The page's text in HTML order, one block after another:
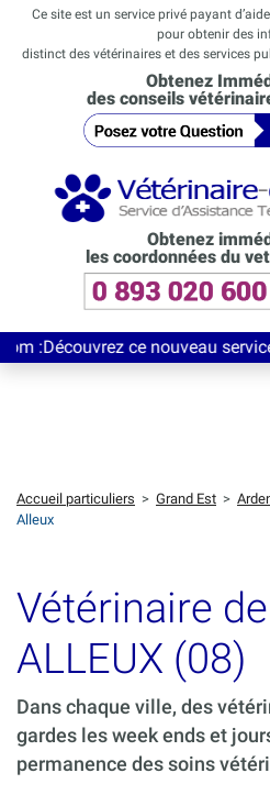
Ce site est un service privé payant
pour obtenir des
distinct des vétérinaires et des services
Obtenez
des conseils
Obtenez
les coordonnées du
ce nouveau service de
Accueil particuliers > Grand Est >
Alleux
Vétérinaire
ALLEUX (08)
Dans chaque ville, des
gardes les week ends et
permanence des soins